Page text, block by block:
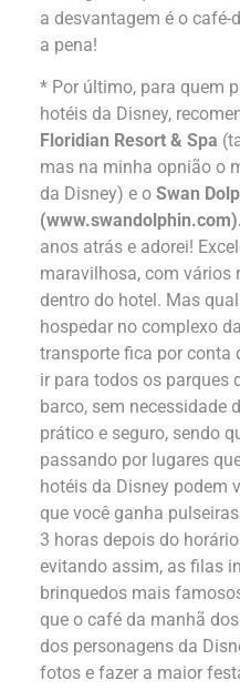
a desvantagem é o
a pena!
* Por último, para quem
hotéis da Disney,
Floridian Resort & Spa
mas na minha opnião o
da Disney) e o Swan
(www.swandolphin.com
anos atrás e adorei!
maravilhosa, com vários
dentro do hotel. Mas
hospedar no complexo
transporte fica por conta
ir para todos os parques
barco, sem necessidade
prático e seguro, sendo
passando por lugares
hotéis da Disney podem
que você ganha
3 horas depois do
evitando assim, as filas
brinquedos mais
que o café da manhã
dos personagens da
fotos e fazer a maior